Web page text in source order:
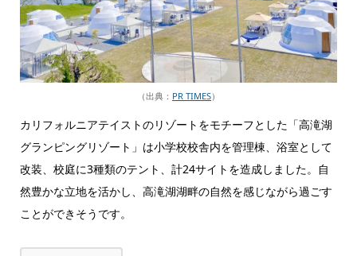
（出典： PR TIMES）
カリフォルニアテイストのリゾートをモチーフとした「高滝湖
グランピングリゾート」は小学校校舎内を管理棟、浴室として
改装、校庭に3種類のテント、計24サイトを造成しました。自
然豊かな立地を活かし、高滝湖湖畔の自然を感じながら過ごす
ことができそうです。